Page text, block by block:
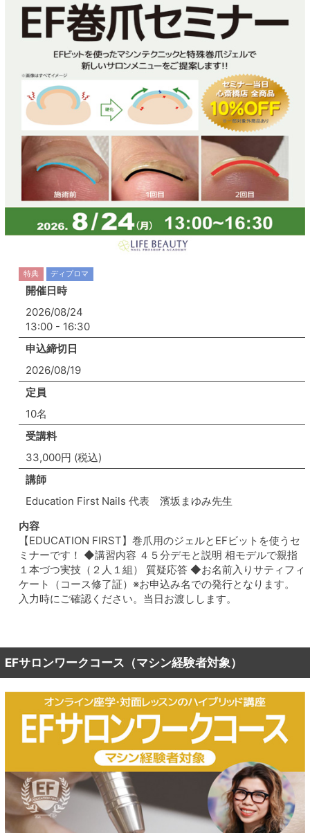
特典 ディプロマ
開催日時
2026/08/24
13:00 - 16:30
申込締切日
2026/08/19
定員
10名
受講料
33,000円 (税込)
講師
Education First Nails 代表 濱坂まゆみ先生
内容
【EDUCATION FIRST】巻爪用のジェルとEFビットを使うセ
ミナーです！ ◆講習内容 ４５分デモと説明 相モデルで親指
１本づつ実技（２人１組） 質疑応答 ◆お名前入りサティフィ
ケート（コース修了証）※お申込み名での発行となります。
入力時にご確認ください。当日お渡しします。
EFサロンワークコース（マシン経験者対象）